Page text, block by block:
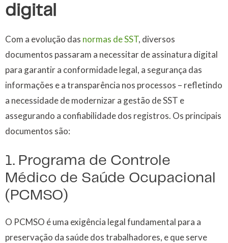
digital
Com a evolução das normas de SST, diversos
documentos passaram a necessitar de assinatura digital
para garantir a conformidade legal, a segurança das
informações e a transparência nos processos – refletindo
a necessidade de modernizar a gestão de SST e
assegurando a confiabilidade dos registros. Os principais
documentos são:
1. Programa de Controle
Médico de Saúde Ocupacional
(PCMSO)
O PCMSO é uma exigência legal fundamental para a
preservação da saúde dos trabalhadores, e que serve